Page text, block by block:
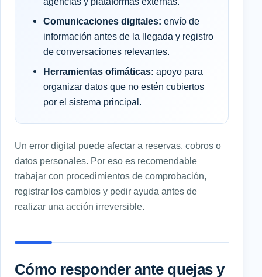
Comunicaciones digitales: envío de
información antes de la llegada y registro
de conversaciones relevantes.
Herramientas ofimáticas: apoyo para
organizar datos que no estén cubiertos
por el sistema principal.
Un error digital puede afectar a reservas, cobros o
datos personales. Por eso es recomendable
trabajar con procedimientos de comprobación,
registrar los cambios y pedir ayuda antes de
realizar una acción irreversible.
Cómo responder ante quejas y